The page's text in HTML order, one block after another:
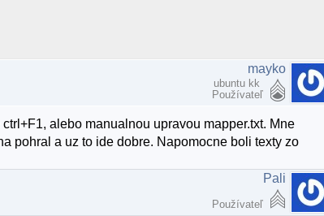
mayko
ubuntu kk
Používateľ
alebo manualnou upravou mapper.txt. Mne
pohral a uz to ide dobre. Napomocne boli texty zo
Pali
Používateľ